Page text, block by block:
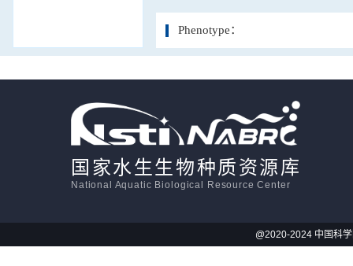
Phenotype：
国家水生生物种质资源库
National Aquatic Biological Resource Center
@2020-2024 中国科